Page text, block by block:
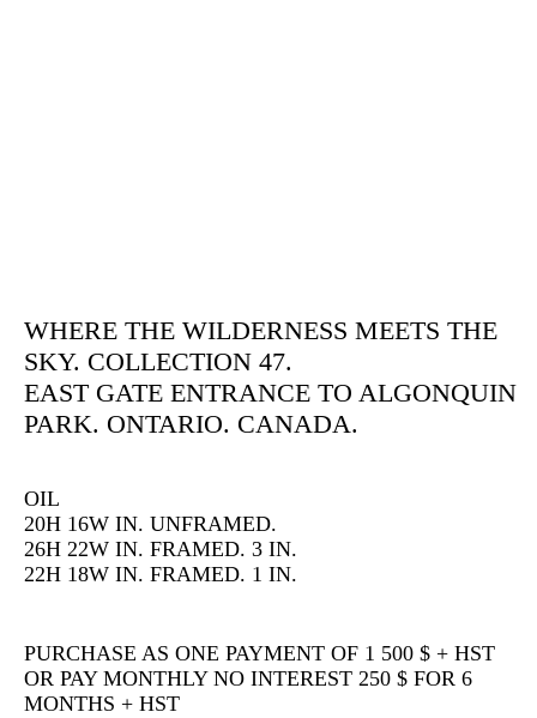
WHERE THE WILDERNESS MEETS THE
SKY. COLLECTION 47.
EAST GATE ENTRANCE TO ALGONQUIN
PARK. ONTARIO. CANADA.
OIL
20H 16W IN. UNFRAMED.
26H 22W IN. FRAMED. 3 IN.
22H 18W IN. FRAMED. 1 IN.
PURCHASE AS ONE PAYMENT OF 1 500 $ + HST
OR PAY MONTHLY NO INTEREST 250 $ FOR 6
MONTHS + HST